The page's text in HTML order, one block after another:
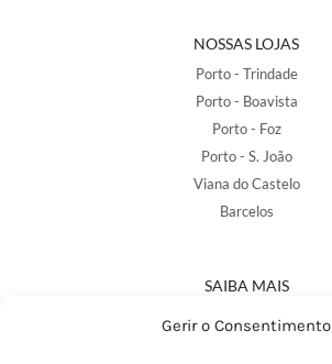
Gerir o Consentimento
NOSSAS LOJAS
Porto - Trindade
Porto - Boavista
Porto - Foz
Porto - S. João
Viana do Castelo
Barcelos
SAIBA MAIS
Política de Privacidade